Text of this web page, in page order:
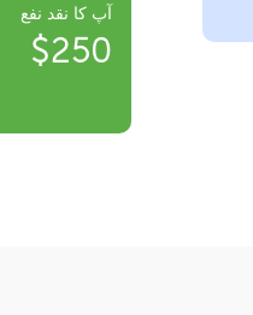
آپ کا نقد نفع
$250